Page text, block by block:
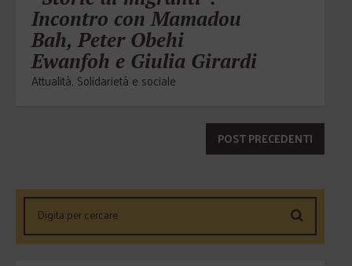
Incontro con Mamadou
Bah, Peter Obehi
Ewanfoh e Giulia Girardi
Attualità, Solidarietà e sociale
POST PRECEDENTI